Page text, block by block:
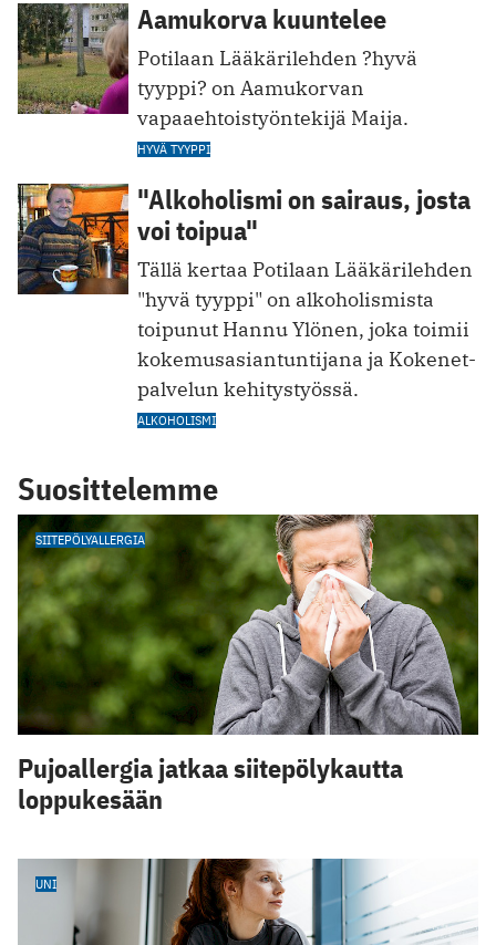
Aamukorva kuuntelee
Potilaan Lääkärilehden ?hyvä
tyyppi? on Aamukorvan
vapaaehtoistyöntekijä Maija.
HYVÄ TYYPPI
"Alkoholismi on sairaus, josta
voi toipua"
Tällä kertaa Potilaan Lääkärilehden
"hyvä tyyppi" on alkoholismista
toipunut Hannu Ylönen, joka toimii
kokemusasiantuntijana ja Kokenet-
palvelun kehitystyössä.
ALKOHOLISMI
Suosittelemme
SIITEPÖLYALLERGIA
Pujoallergia jatkaa siitepölykautta
loppukesään
UNI